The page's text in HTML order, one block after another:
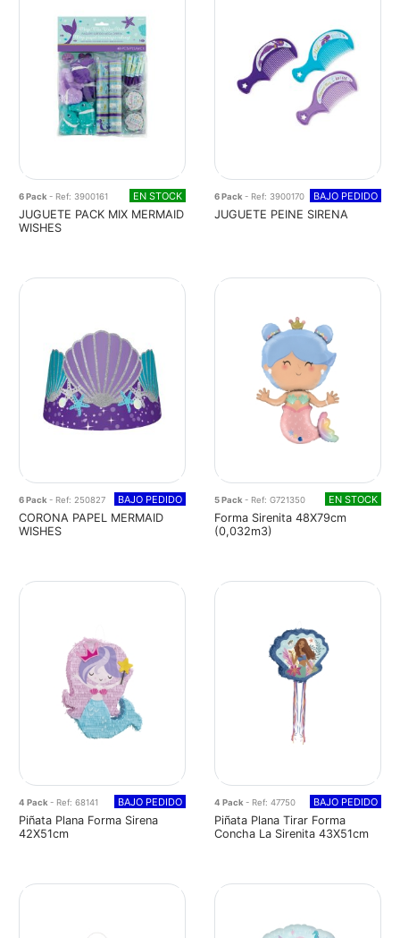
6 Pack- Ref: 3900161 EN STOCK
JUGUETE PACK MIX MERMAID
WISHES
6 Pack- Ref: 3900170 BAJO PEDIDO
JUGUETE PEINE SIRENA
6 Pack - Ref: 250827 BAJO PEDIDO
CORONA PAPEL MERMAID
WISHES
5 Pack - Ref: G721350 EN STOCK
Forma Sirenita 48X79cm
(0,032m3)
4 Pack- Ref: 68141 BAJO PEDIDO
Piñata Plana Forma Sirena
42X51cm
4 Pack- Ref: 47750 BAJO PEDIDO
Piñata Plana Tirar Forma
Concha La Sirenita 43X51cm